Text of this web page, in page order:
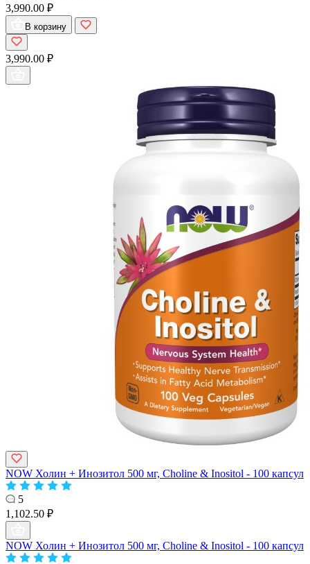
3,990.00 ₽
В корзину
3,990.00 ₽
NOW Холин + Инозитол 500 мг, Choline & Inositol - 100 капсул
5
1,102.50 ₽
NOW Холин + Инозитол 500 мг, Choline & Inositol - 100 капсул